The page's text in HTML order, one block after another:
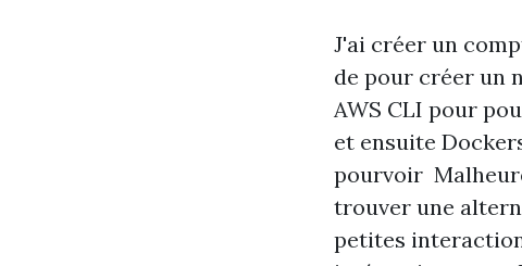
J'ai créer un
de pour créer un
AWS CLI pour
et ensuite
pourvoir
trouver une
petites